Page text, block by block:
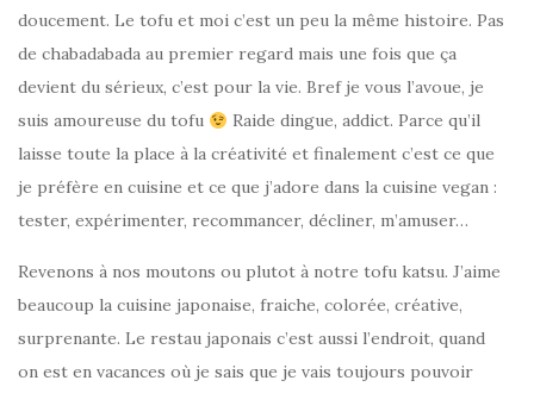
doucement. Le tofu et moi c’est un peu la même histoire. Pas
de chabadabada au premier regard mais une fois que ça
devient du sérieux, c’est pour la vie. Bref je vous l’avoue, je
suis amoureuse du tofu
Raide dingue, addict. Parce qu’il
laisse toute la place à la créativité et finalement c’est ce que
je préfère en cuisine et ce que j’adore dans la cuisine vegan :
tester, expérimenter, recommancer, décliner, m’amuser…
Revenons à nos moutons ou plutot à notre tofu katsu. J’aime
beaucoup la cuisine japonaise, fraiche, colorée, créative,
surprenante. Le restau japonais c’est aussi l’endroit, quand
on est en vacances où je sais que je vais toujours pouvoir